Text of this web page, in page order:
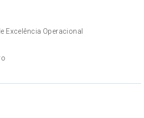
Excelência Operacional